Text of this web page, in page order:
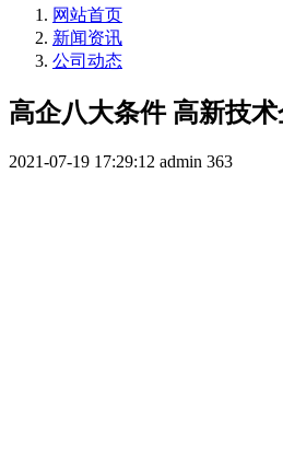
网站首页
新闻资讯
公司动态
高企八大条件 高新技
2021-07-19 17:29:12 admin 363